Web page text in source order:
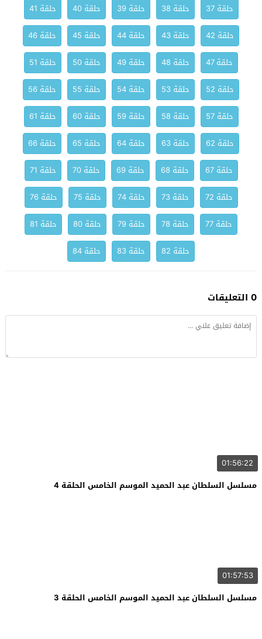
حلقة 37
حلقة 38 حلقة 39 حلقة 40
حلقة 41
حلقة 42
حلقة 43 حلقة 44 حلقة 45
حلقة 46
حلقة 47
حلقة 48 حلقة 49 حلقة 50
حلقة 51
حلقة 52
حلقة 53 حلقة 54 حلقة 55
حلقة 56
حلقة 57
حلقة 58 حلقة 59 حلقة 60
حلقة 61
حلقة 62
حلقة 63 حلقة 64 حلقة 65
حلقة 66
حلقة 67
حلقة 68 حلقة 69 حلقة 70
حلقة 71
حلقة 72
حلقة 73 حلقة 74 حلقة 75
حلقة 76
حلقة 77
حلقة 78 حلقة 79 حلقة 80
حلقة 81
حلقة 82
حلقة 83 حلقة 84
0 التعليقات
01:56:22
مسلسل السلطان عبد الحميد الموسم الخامس الحلقة 4
01:57:53
مسلسل السلطان عبد الحميد الموسم الخامس الحلقة 3